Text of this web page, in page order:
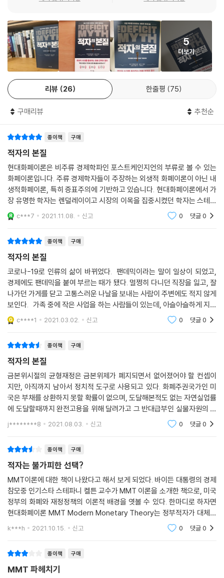
험이고 제거해야 할 대상이라는 편견과 고정 관념이 자리하고 있다. 심지
어 몇몇 정치인은 이러한 적자를 향한 공포심을 자신의 정책을 펼치는 도
구로 활용한다. 적자 신호를 과장하여 공포증을 유발하고 일반 국민을 위
한 정책을 펼치지 않아도 용인하도록 국민을 호도한다.
재정 적자의 본질은 이러한 공포증에 가려져 있다. 가정의 적자는 위험하
지만, 재정 적자는 가계 적자와 다르다. 위험하지 않을뿐더러 민간 부문의
흑자를 불러오기도 한다. 이것이 본질이다. 오히려 재정 흑자가 위험한 경
황이 찾아온 기록은 쉽게 찾아볼 수 있다. 예를 들어, 1920년에서 1930년
려 미국은 불황에 빠졌다. 빌 클린턴 정부도 수십 년 만에 재정 흑자를 기록
했으나, 닷컴 버블 붕괴로 경제 위기를 겪어야 했다. 이처럼 재정 흑자가 반
드시 호황을 가져오는 것은 아니다.
무엇보다 국가 경제를 가정 경제와 같은 테이블에 놓고 생각하는 틀에서
벗어나야 한다. 그 차이를 인식하고 본질을 헤아려야 한다. 재정 적자는 위
험하다는 공포에서 벗어나 재정 적자를 보는 관점을 바꿔야 한다.
팬데믹 시대를 돌파하는 데 필요한 정책의 열쇠는 무엇인가?
2019년 말 중국 우한에서부터 시작한 코로나-19 전염병은 전 세계에 퍼
져나가, 지구를 뒤흔들어 놓았다. 팬데믹 시대에 돌입하며, 2020년 세계
경제 성장률은 -4.4%, 미국의 경제 성장률은 -3.5%로 75년 만에 최악의
수치를 기록했다. 그야말로, 2차 세계 대전 이후 최악의 불황이 찾아왔다
고 해도 과언이 아니다. 이러한 시기에 각국 정부는 중요한 결단을 내려야
할 시점에 다다랐다. 어떻게 해야 팬데믹 시대의 경제 불황을 돌파할 수 있
을까?
정책 결정에 발목을 잡는다. ‘어떻게 재원을 마련할 건데?’라는 질문이 터
져 나온다. 하지만 진실을 알게 되면, 공포증에서 벗어나 중요한 정책을 시
의적절하게 펼치도록 할 수 있을 것이다. 지금, 그 진실을 깨우치도록 하는
데 현대 화폐 이론(MMT)이 중심에 있다.
바이든은 정부 출범 시 역대급 재정 확대를 예고했다. 코로나-19로 무너진
경제를 되살리기 위해서 과감한 재정 투입 없이는 불가능하다고 판단했을
것이다. 그간 적자 공포증에 빠진 정치권은 재정 확대에 부정적인 시각을
보였지만, 바이든은 과감한 재정 정책을 실행할 예정이다. 그가 이러한 결
T 경제학자 스테파니 켈튼이 바이든 정부의 경제 정책을 의미하는 ‘바이드
노믹스’를 설계한 인물 중 한 명이라는 사실도 거론되며, 논란이 되었다. 그
러면서 많은 이가 MMT에 주목하게 되었다. 과연 바이든 정부는 팬데믹 시
대 돌파의 열쇠, 바로 MMT가 가지고 있다고 판단하는 것일까?
MMT는 모두를 위한 경제를 실현하는 것이 목적이다
MMT, 즉 현대 화폐 이론의 주장은 무엇일까?
우선, MMT는 화폐 주권을 지닌 국가는 어디라도 자국의 화폐를 발행하여
필요한 곳에 자유롭게 사용할 수 있으며, 그렇게 해도 빈털터리가 되지 않
는다고 주장한다. 필요한 만큼 화폐를 발행할 수 있는 국가가 망할 리 없다
5
더보기
리뷰 26 한줄평 75
구매리뷰 추천순
종이책 구매
적자의 본질
현대화폐이론은 비주류 경제학파인 포스트케인지언의 부류로 볼 수 있는
화폐이론입니다. 주류 경제학자들이 주장하는 외생적 화폐이론이 아닌 내
생적화폐이론, 특히 증표주의에 기반하고 있습니다. 현대화폐이론에서 가
장 유명한 학자는 렌덜레이이고 시장의 이목을 집중시켰던 학자는 스테파
니 켈튼으로 볼 수 있는데, 렌덜레이의 책은 교과서적으로 다소 어렵게 작
성되어있는 반면 스
c***7 2021.11.08. 신고 0 댓글0
종이책 구매
적자의 본질
코로나-19로 인류의 삶이 바뀌었다. 팬데믹이라는 말이 일상이 되었고,
경제에도 팬데믹을 붙여 부르는 때가 됐다. 멀쩡히 다니던 직장을 잃고, 잘
나가던 가게를 닫고 고통스러운 나날을 보내는 사람이 주변에도 적지 않게
보인다. 가족 중에 작은 사업을 하는 사람들이 있는데, 아슬아슬하게 지금
이 시기를 보내고 있다고 한다. 일종의 하소연은 정부에게로 화살이 돌아
간다.
c****1 2021.03.02. 신고 0 댓글0
종이책 구매
적자의 본질
금본위시절의 균형재정은 금본위제가 폐지되면서 없어졌어야 할 컨셉이
지만, 아직까지 남아서 정치적 도구로 사용되고 있다. 화폐주권국가인 미
국은 부채를 상환하지 못할 확률이 없으며, 도달해본적도 없는 자연실업률
에 도달할때까지 완전고용을 위해 달려가고 그 반대급부인 실물자원의 한
계만 조심한다면 인플레이션으로부터 세상을 방어할수 있다는 주장이다.
결국 재정정책으로
j********8 2021.08.03. 신고 0 댓글0
종이책 구매
적자는 불가피한 선택?
MMT이론에 대한 책이 나왔다고 해서 보게 되었다. 바이든 대통령의 경제
참모중 인기스타 스테파니 켈튼 교수가 MMT 이론을 소개한 책으로, 미국
정부의 화폐와 재정정책의 이론적 배경을 엿볼 수 있다. 한마디로 하자면
현대화폐이론 MMT Modern Monetary Theory는 정부적자가 대체로
경제에 좋은 영향을 끼친다는 사실을 입증함으로써 정치와 경제를 보는 시
k***h 2021.10.15. 신고 0 댓글0
종이책 구매
MMT 파헤치기